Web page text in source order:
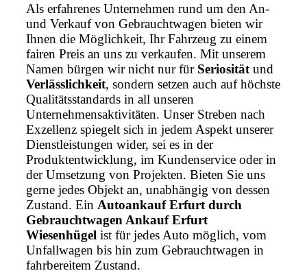
Als erfahrenes Unternehmen rund um den An-
und Verkauf von Gebrauchtwagen bieten wir
Ihnen die Möglichkeit, Ihr Fahrzeug zu einem
fairen Preis an uns zu verkaufen. Mit unserem
Namen bürgen wir nicht nur für Seriosität und
Verlässlichkeit, sondern setzen auch auf höchste
Qualitätsstandards in all unseren
Unternehmensaktivitäten. Unser Streben nach
Exzellenz spiegelt sich in jedem Aspekt unserer
Dienstleistungen wider, sei es in der
Produktentwicklung, im Kundenservice oder in
der Umsetzung von Projekten. Bieten Sie uns
gerne jedes Objekt an, unabhängig von dessen
Zustand. Ein Autoankauf Erfurt durch
Gebrauchtwagen Ankauf Erfurt
Wiesenhügel ist für jedes Auto möglich, vom
Unfallwagen bis hin zum Gebrauchtwagen in
fahrbereitem Zustand.